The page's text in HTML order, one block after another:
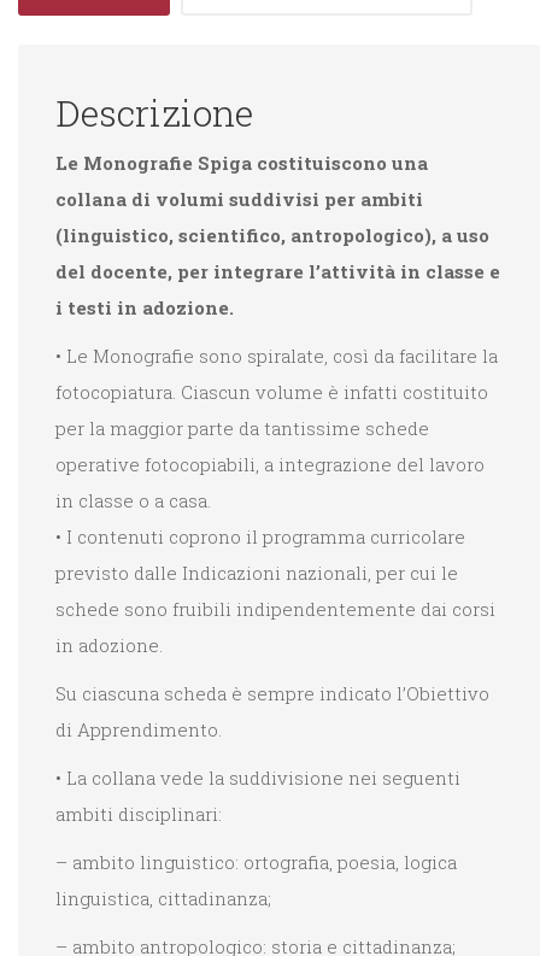
Descrizione
Le Monografie Spiga costituiscono una
collana di volumi suddivisi per ambiti
(linguistico, scientifico, antropologico), a uso
del docente, per integrare l’attività in classe e
i testi in adozione.
• Le Monografie sono spiralate, così da facilitare la
fotocopiatura. Ciascun volume è infatti costituito
per la maggior parte da tantissime schede
operative fotocopiabili, a integrazione del lavoro
in classe o a casa.
• I contenuti coprono il programma curricolare
previsto dalle Indicazioni nazionali, per cui le
schede sono fruibili indipendentemente dai corsi
in adozione.
Su ciascuna scheda è sempre indicato l’Obiettivo
di Apprendimento.
• La collana vede la suddivisione nei seguenti
ambiti disciplinari:
– ambito linguistico: ortografia, poesia, logica
linguistica, cittadinanza;
– ambito antropologico: storia e cittadinanza;